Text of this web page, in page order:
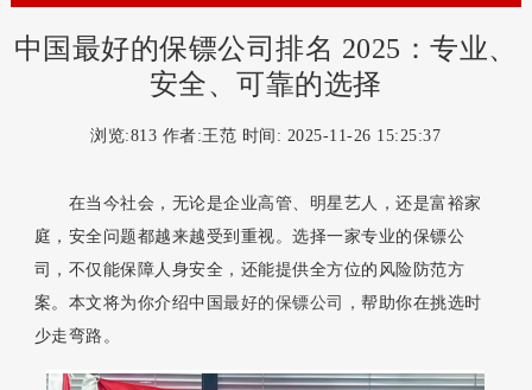
中国最好的保镖公司排名 2025：专业、
安全、可靠的选择
浏览:813 作者:王范 时间: 2025-11-26 15:25:37
在当今社会，无论是企业高管、明星艺人，还是富裕家
庭，安全问题都越来越受到重视。选择一家专业的保镖公
司，不仅能保障人身安全，还能提供全方位的风险防范方
案。本文将为你介绍中国最好的保镖公司
，帮助你在挑选时
少走弯路。